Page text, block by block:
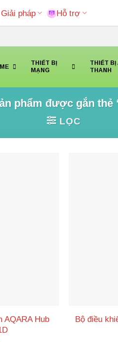
Giải pháp Hỗ trợ
THIẾT BỊ
MẠNG
THIẾT BỊ
THANH
phẩm được gắn thẻ
LỌC
AQARA Hub
Bộ điều